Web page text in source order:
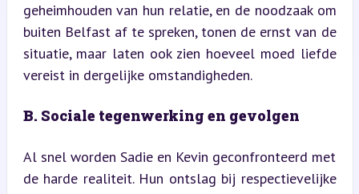
geheimhouden van hun relatie, en de noodzaak om
buiten Belfast af te spreken, tonen de ernst van de
situatie, maar laten ook zien hoeveel moed liefde
vereist in dergelijke omstandigheden.
B. Sociale tegenwerking en gevolgen
Al snel worden Sadie en Kevin geconfronteerd met
de harde realiteit. Hun ontslag bij respectievelijke